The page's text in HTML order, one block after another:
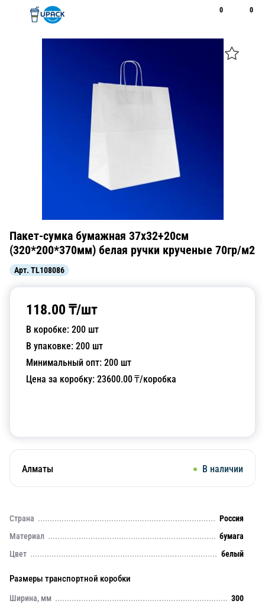
0 0
Пакет-сумка бумажная 37х32+20см
(320*200*370мм) белая ручки крученые 70гр/м2
Арт. TL108086
118.00 ₸/шт
В коробке: 200 шт
В упаковке: 200 шт
Минимальный опт: 200 шт
Цена за коробку: 23600.00₸/коробка
Алматы В наличии
Страна
Россия
Материал
бумага
Цвет
белый
Размеры транспортной коробки
Ширина, мм
300